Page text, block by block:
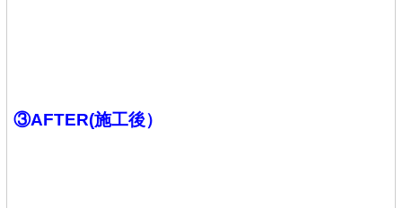
③AFTER(施工後）